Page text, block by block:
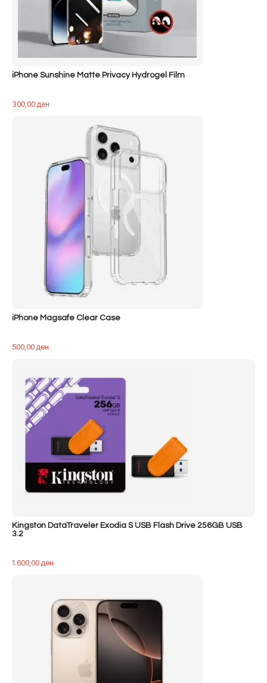
iPhone Sunshine Matte Privacy Hydrogel Film
300,00ден
iPhone Magsafe Clear Case
500,00ден
Kingston DataTraveler Exodia S USB Flash Drive 256GB USB
3.2
1.600,00ден